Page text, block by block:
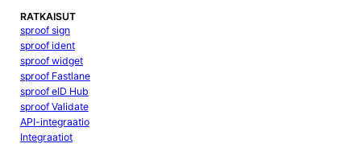
RATKAISUT
sproof sign
sproof ident
sproof widget
sproof Fastlane
sproof eID Hub
sproof Validate
API-integraatio
Integraatiot